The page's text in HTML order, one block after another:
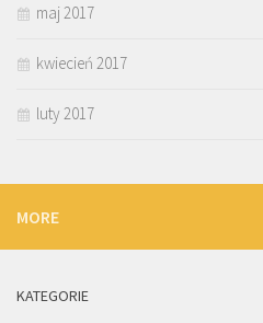
maj 2017
kwiecień 2017
luty 2017
MORE
KATEGORIE